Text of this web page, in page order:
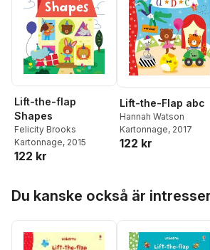
Lift-the-flap
Shapes
Felicity Brooks
Kartonnage, 2015
122 kr
Lift-the-Flap abc
Hannah Watson
Kartonnage, 2017
122 kr
Du kanske också är